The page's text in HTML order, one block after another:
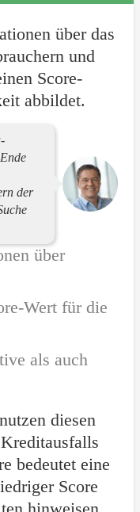
über das
und
Score-
abbildet.
der
über
Wert für die
als auch
diesen
bedeutet eine
Score